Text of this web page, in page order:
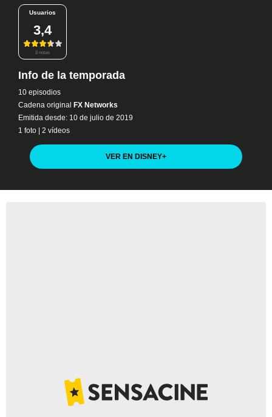
Usuarios
3,4
8 notas
Info de la temporada
10 episodios
Cadena original FX Networks
Emitida desde: 10 de julio de 2019
1 foto | 2 vídeos
VER EN DISNEY+